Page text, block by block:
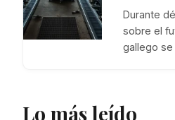
Durante
sobre el
gallego
Lo más leído